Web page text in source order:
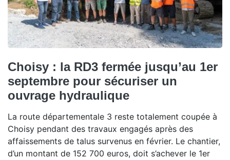
Choisy : la RD3 fermée jusqu’au 1er
septembre pour sécuriser un
ouvrage hydraulique
La route départementale 3 reste totalement coupée à
Choisy pendant des travaux engagés après des
affaissements de talus survenus en février. Le chantier,
d’un montant de 152 700 euros, doit s’achever le 1er